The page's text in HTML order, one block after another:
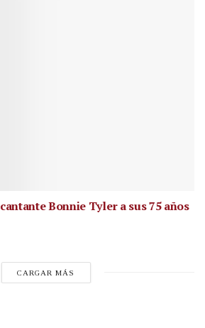
Bonnie Tyler a sus 75 años
CARGAR MÁS